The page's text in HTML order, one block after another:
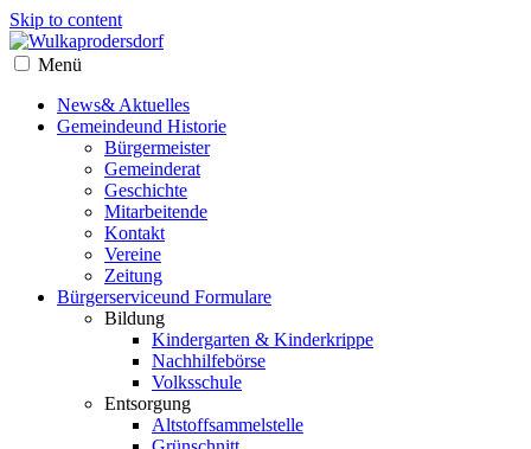
Skip to content
Menü
News& Aktuelles
Gemeindeund Historie
Bürgermeister
Gemeinderat
Geschichte
Mitarbeitende
Kontakt
Vereine
Zeitung
Bürgerserviceund Formulare
Bildung
Kindergarten & Kinderkrippe
Nachhilfebörse
Volksschule
Entsorgung
Altstoffsammelstelle